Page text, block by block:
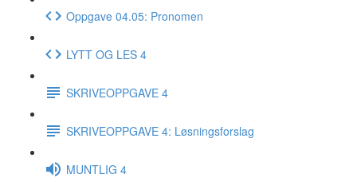
Oppgave 04.05: Pronomen
LYTT OG LES 4
SKRIVEOPPGAVE 4
SKRIVEOPPGAVE 4: Løsningsforslag
MUNTLIG 4